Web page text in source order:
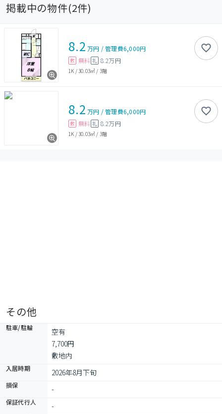
掲載中の物件(2件)
8.2 万円 /管理費6,000円
敷 無料 礼 8.2万円
1K /30.03㎡ / 3階
8.2 万円 /管理費6,000円
敷 無料 礼 8.2万円
1K /30.03㎡ / 3階
その他
駐車/駐輪
空有
7,700円
敷地内
入居時期 2026年8月下旬
損保 -
保証代行人 -